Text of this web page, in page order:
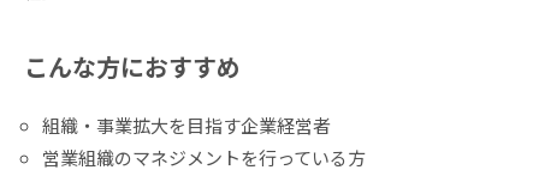
こんな方におすすめ
組織・事業拡大を目指す企業経営者
営業組織のマネジメントを行っている方